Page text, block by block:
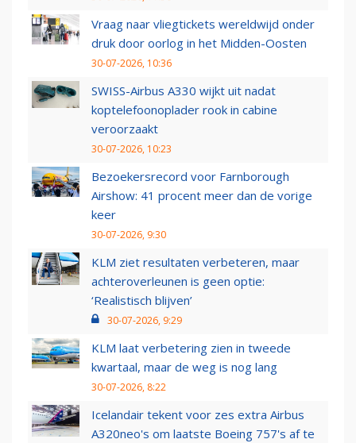
Vraag naar vliegtickets wereldwijd onder
druk door oorlog in het Midden-Oosten
30-07-2026, 10:36
SWISS-Airbus A330 wijkt uit nadat
koptelefoonoplader rook in cabine
veroorzaakt
30-07-2026, 10:23
Bezoekersrecord voor Farnborough
Airshow: 41 procent meer dan de vorige
keer
30-07-2026, 9:30
KLM ziet resultaten verbeteren, maar
achteroverleunen is geen optie:
‘Realistisch blijven’
30-07-2026, 9:29
KLM laat verbetering zien in tweede
kwartaal, maar de weg is nog lang
30-07-2026, 8:22
Icelandair tekent voor zes extra Airbus
A320neo's om laatste Boeing 757's af te